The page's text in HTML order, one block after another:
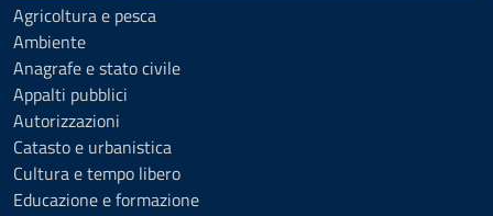
Agricoltura e pesca
Ambiente
Anagrafe e stato civile
Appalti pubblici
Autorizzazioni
Catasto e urbanistica
Cultura e tempo libero
Educazione e formazione